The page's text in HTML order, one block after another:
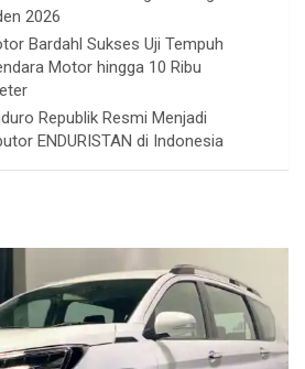
2026
Bardahl Sukses Uji Tempuh
Motor hingga 10 Ribu
Republik Resmi Menjadi
ENDURISTAN di Indonesia